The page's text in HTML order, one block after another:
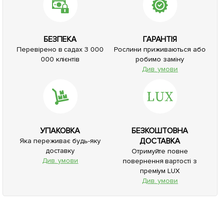
БЕЗПЕКА
Перевірено в садах 3 000
000 клієнтів
ГАРАНТІЯ
Рослини приживаються або
робимо заміну
Див. умови
УПАКОВКА
Яка переживає будь-яку
доставку
Див. умови
БЕЗКОШТОВНА
ДОСТАВКА
Отримуйте повне
повернення вартості з
преміум LUX
Див. умови